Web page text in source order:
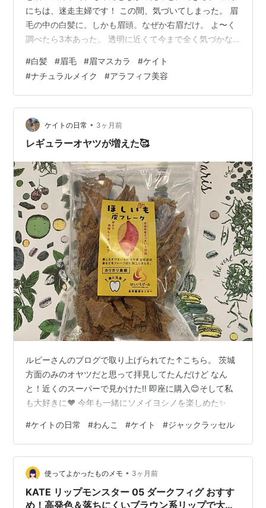
にちは、迷走主婦です！ この間、気づいてしまった。 眉
毛の中の白髪に。しかも眉頭。なぜか右眉だけ。 よ〜く
調べたら3本あった。 透明に近くて今まで全く気づかな
これまで気づかなかったくらいだし…と思ってやめた。
今年に入ってから、眉マスカラを使っています。これが
意外と良い🙆🏻‍♀️ ティッシュで余分な液を取ってから使う
と、めちゃくちゃ使いやすい。少々もったいないな…と
は思うけど、ダマにならないし、仕上がりが自然。 この
方がいい。 愛用しているの…
#白髪 #眉毛 #眉マスカラ #ケイト
#ナチュラルメイク #アラフィフ美容
ケイトの日常 • 3ヶ月前
レギュラーオヤツが増えた🥰
ルピーさんのブログで取り上げられてた↑こちら。 茨城
方面のみのオヤツだと思って拝見してたんだけど なん
と！近くのスーパーで見かけた‼️ 即座に購入😊そして私
も大好きに❤️ 今年も一緒にソメイヨシノを楽しめた✨
#ケイトの日常 #わんこ #ケイト #ジャックラッセル
使ってよかったものメモ • 3ヶ月前
KATE リップモンスター 05 ダークフィグ おすす
め！高発色＆落ちにくいブラウン系リップで大人